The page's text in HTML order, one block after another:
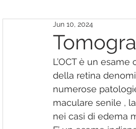
EndocrinologiaJun 10, 2024
L’OCT è un
della retina
numerose
maculare senile ,
nei casi di edema